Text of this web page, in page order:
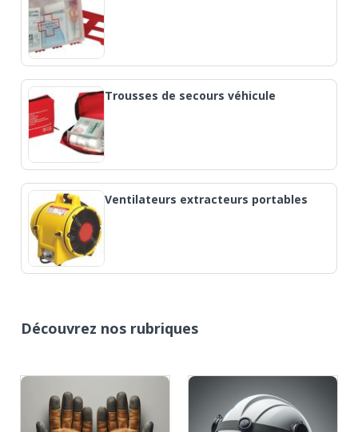
Trousses de secours véhicule
Ventilateurs extracteurs portables
Découvrez nos rubriques